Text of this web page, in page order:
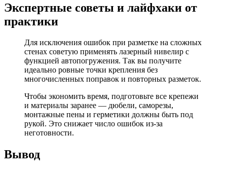
Экспертные советы и лайфхаки от
практики
Для исключения ошибок при разметке на сложных
стенах советую применять лазерный нивелир с
функцией автопогружения. Так вы получите
идеально ровные точки крепления без
многочисленных поправок и повторных разметок.
Чтобы экономить время, подготовьте все крепежи
и материалы заранее — дюбели, саморезы,
монтажные пены и герметики должны быть под
рукой. Это снижает число ошибок из-за
неготовности.
Вывод